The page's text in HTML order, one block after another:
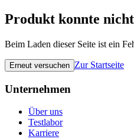
Produkt konnte
Beim Laden dieser Seite ist ein
Erneut versuchen Zur Startseite
Unternehmen
Über uns
Testlabor
Karriere